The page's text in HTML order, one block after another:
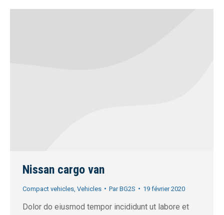
Nissan cargo van
Compact vehicles Vehicles ParBG2S 19 février 2020
Dolor do eiusmod tempor incididunt ut labore et